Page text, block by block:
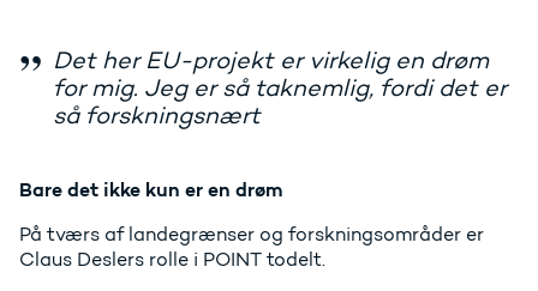
Det her EU-projekt er virkelig en drøm
for mig. Jeg er så taknemlig, fordi det er
så forskningsnært
Bare det ikke kun er en drøm
På tværs af landegrænser og forskningsområder er
Claus Deslers rolle i POINT todelt.